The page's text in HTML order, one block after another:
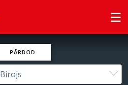
PĀRDOD
Birojs